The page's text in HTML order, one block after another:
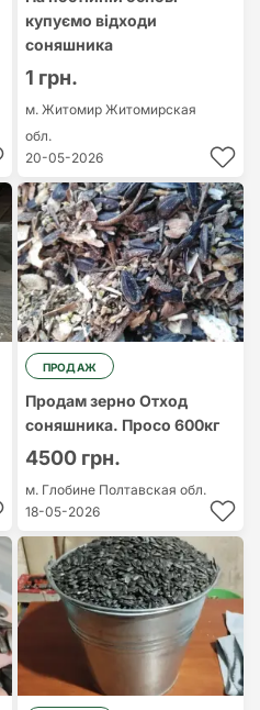
купуємо відходи
соняшника
1 грн.
м. Житомир Житомирская
обл.
20-05-2026
ПРОДАЖ
Продам зерно Отход
соняшника. Просо 600кг
4500 грн.
м. Глобине Полтавская обл.
18-05-2026